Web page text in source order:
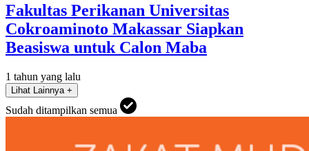
Fakultas Perikanan Universitas
Cokroaminoto Makassar Siapkan
Beasiswa untuk Calon Maba
1 tahun yang lalu
Lihat Lainnya +
Sudah ditampilkan semua